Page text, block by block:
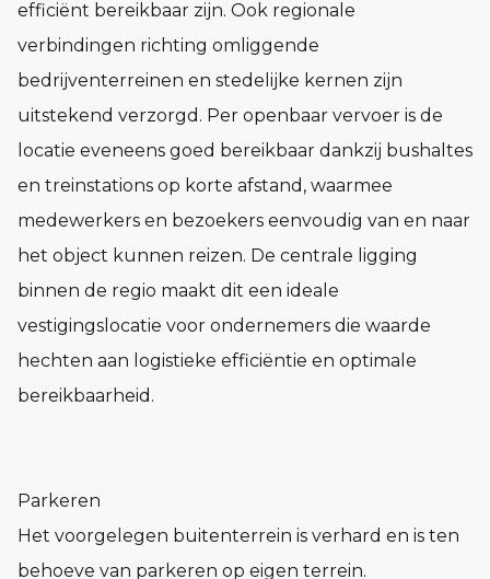
efficiënt bereikbaar zijn. Ook regionale
verbindingen richting omliggende
bedrijventerreinen en stedelijke kernen zijn
uitstekend verzorgd. Per openbaar vervoer is de
locatie eveneens goed bereikbaar dankzij bushaltes
en treinstations op korte afstand, waarmee
medewerkers en bezoekers eenvoudig van en naar
het object kunnen reizen. De centrale ligging
binnen de regio maakt dit een ideale
vestigingslocatie voor ondernemers die waarde
hechten aan logistieke efficiëntie en optimale
bereikbaarheid.
Parkeren
Het voorgelegen buitenterrein is verhard en is ten
behoeve van parkeren op eigen terrein.